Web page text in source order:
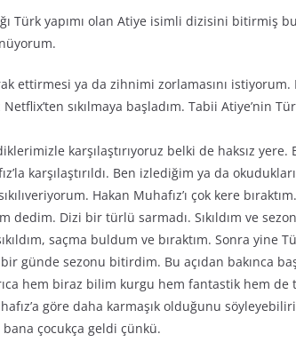
Türk yapımı olan Atiye isimli dizisini bitirmiş
ettirmesi ya da zihnimi zorlamasını istiyorum.
sıkılmaya başladım. Tabii Atiye’nin
karşılaştırıyoruz belki de haksız yere.
karşılaştırıldı. Ben izlediğim ya da
Hakan Muhafız’ı çok kere
dedim. Dizi bir türlü sarmadı. Sıkıldım ve
saçma buldum ve bıraktım. Sonra yine
günde sezonu bitirdim. Bu açıdan bakınca
hem biraz bilim kurgu hem fantastik hem de
göre daha karmaşık olduğunu
çocukça geldi çünkü.